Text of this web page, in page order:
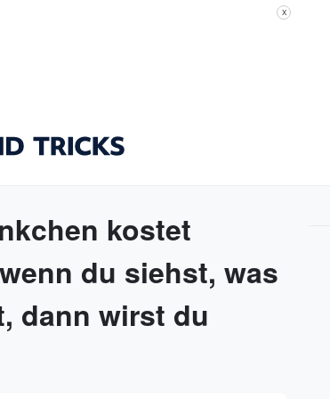
X
kostet
du siehst, was
dann wirst du